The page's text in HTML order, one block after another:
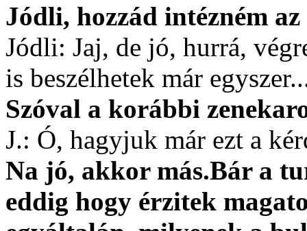
Jódli, hozzád intézném az
Jódli: Jaj, de jó, hurrá,
is beszélhetek már
Szóval a korábbi
J.: Ó, hagyjuk már ezt a
Na jó, akkor más.Bár a
eddig hogy érzitek